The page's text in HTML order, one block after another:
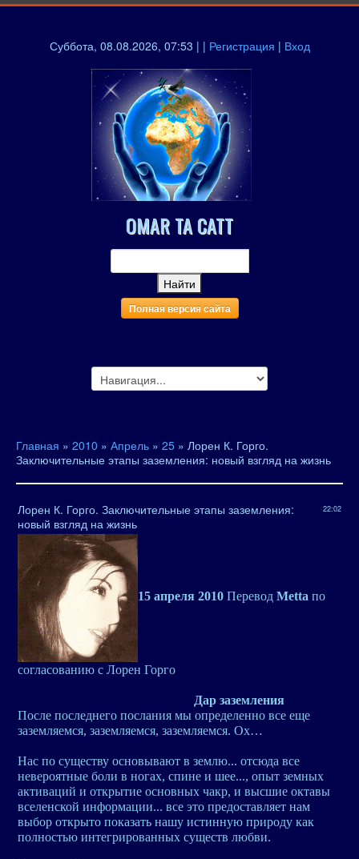
Суббота, 08.08.2026, 07:53 | | Регистрация | Вход
OMAR TA CATT
Полная версия сайта
Главная » 2010 » Апрель » 25 » Лорен К. Горго.
Заключительные этапы заземления: новый взгляд на жизнь
22:02
Лорен К. Горго. Заключительные этапы заземления:
новый взгляд на жизнь
15 апреля 2010 Перевод Metta по
согласованию с Лорен Горго
Дар заземления
После последнего послания мы определенно все еще
заземляемся, заземляемся, заземляемся. Ох…
Нас по существу основывают в землю... отсюда все
невероятные боли в ногах, спине и шее..., опыт земных
активаций и открытие основных чакр, и высшие октавы
вселенской информации... все это предоставляет нам
выбор открыто показать нашу истинную природу как
полностью интегрированных существ любви.